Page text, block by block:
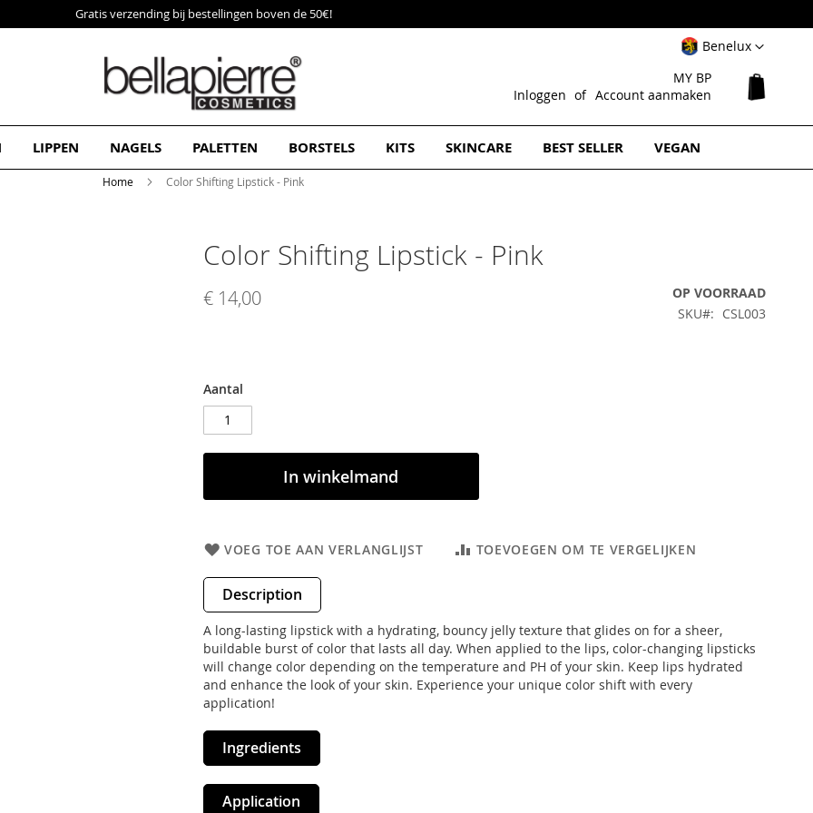
Gratis verzending bij bestellingen boven de 50€!
SelectBenelux
MY BP
Inloggen
Account aanmaken
LIPPEN NAGELS PALETTEN BORSTELS KITS SKINCARE BEST SELLER VEGAN
Home Color Shifting Lipstick - Pink
Color Shifting Lipstick - Pink
€ 14,00
OP VOORRAAD
SKU
CSL003
Aantal
In winkelmand
VOEG TOE AAN VERLANGLIJST TOEVOEGEN OM TE VERGELIJKEN
Description
A long-lasting lipstick with a hydrating, bouncy jelly texture that glides on for a sheer,
buildable burst of color that lasts all day. When applied to the lips, color-changing lipsticks
will change color depending on the temperature and PH of your skin. Keep lips hydrated
and enhance the look of your skin. Experience your unique color shift with every
application!
Ingredients
Application